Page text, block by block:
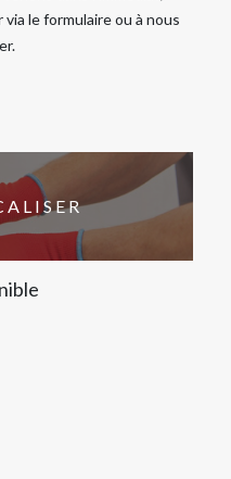
le formulaire ou à nous